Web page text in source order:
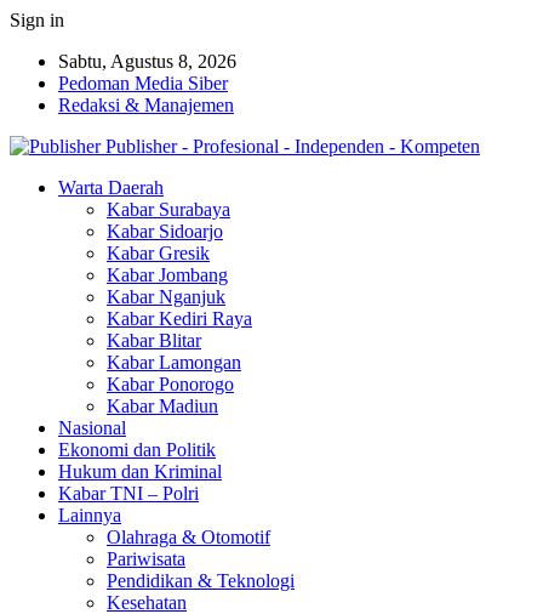
Sign in
Sabtu, Agustus 8, 2026
Pedoman Media Siber
Redaksi & Manajemen
Publisher - Profesional - Independen - Kompeten
Warta Daerah
Kabar Surabaya
Kabar Sidoarjo
Kabar Gresik
Kabar Jombang
Kabar Nganjuk
Kabar Kediri Raya
Kabar Blitar
Kabar Lamongan
Kabar Ponorogo
Kabar Madiun
Nasional
Ekonomi dan Politik
Hukum dan Kriminal
Kabar TNI – Polri
Lainnya
Olahraga & Otomotif
Pariwisata
Pendidikan & Teknologi
Kesehatan